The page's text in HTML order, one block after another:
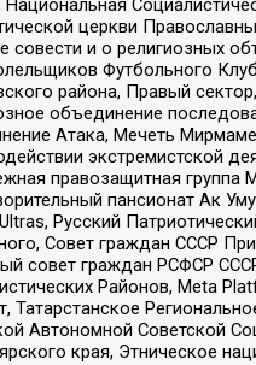
Национальная
церкви
совести и о религиозных
Футбольного
района, Правый
объединение
Атака, Мечеть
экстремистской
правозащитная группа
пансионат Ак
Русский
Совет граждан СССР
совет граждан РСФСР
Районов, Meta
Татарстанское
Автономной Советской
края, Этническое